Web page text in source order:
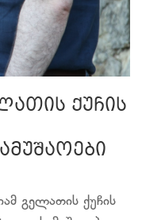
ქუჩის
გელათის ქუჩის